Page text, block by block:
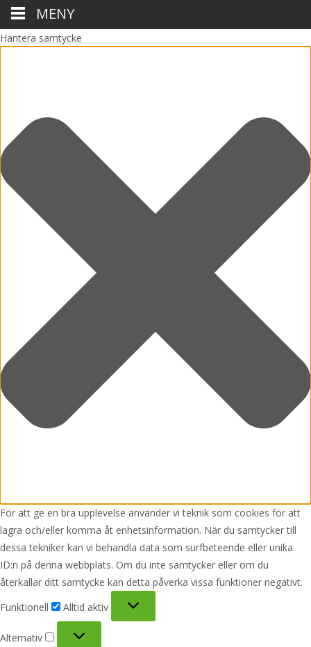
Hantera samtycke
För att ge en bra upplevelse använder vi teknik som cookies för att
lagra och/eller komma åt enhetsinformation. När du samtycker till
dessa tekniker kan vi behandla data som surfbeteende eller unika
ID:n på denna webbplats. Om du inte samtycker eller om du
återkallar ditt samtycke kan detta påverka vissa funktioner negativt.
Funktionell
Alltid aktiv
Alternativ
MENY